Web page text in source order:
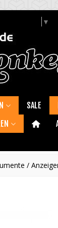
▼
SALE
/